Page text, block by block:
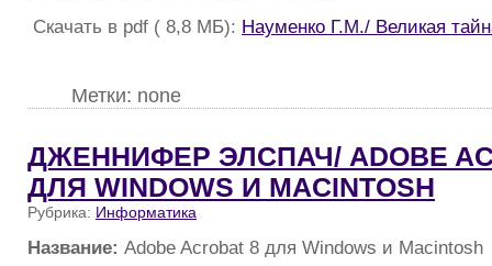
Скачать в pdf ( 8,8 МБ): Науменко Г.М./ Великая
Метки: none
ДЖЕННИФЕР ЭЛСПАЧ/ ADOBE
ДЛЯ WINDOWS И MACINTOSH
Рубрика: Информатика
Название: Adobe Acrobat 8 для Windows и Macintosh